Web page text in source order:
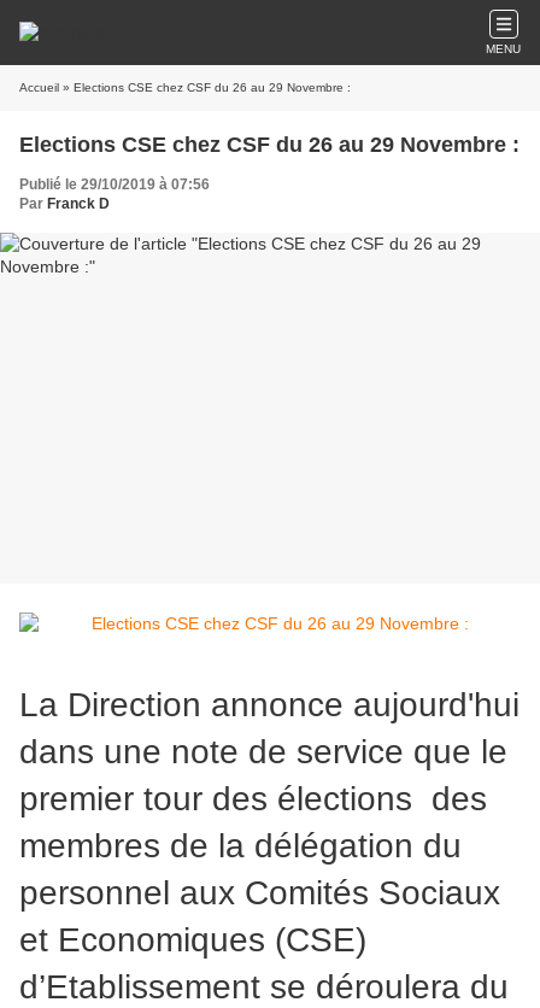
MENU
Accueil » Elections CSE chez CSF du 26 au 29 Novembre :
Elections CSE chez CSF du 26 au 29 Novembre :
Publié le 29/10/2019 à 07:56
Par Franck D
La Direction annonce aujourd'hui
dans une note de service que le
premier tour des élections des
membres de la délégation du
personnel aux Comités Sociaux
et Economiques (CSE)
d’Etablissement se déroulera du